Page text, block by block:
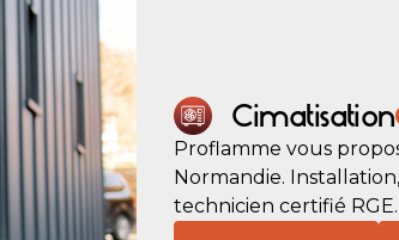
Cimatisation
Proflamme vous
Normandie.
technicien certifié RGE.